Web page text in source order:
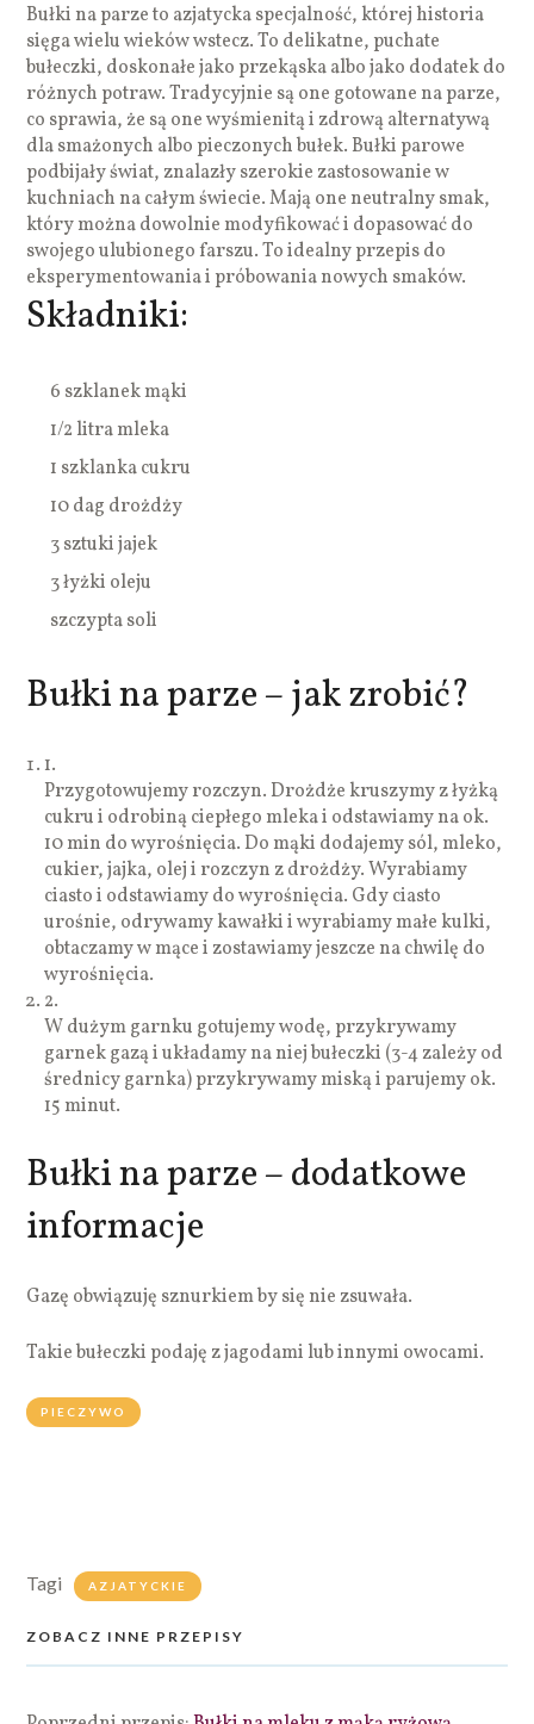
Bułki na parze to azjatycka specjalność, której historia
sięga wielu wieków wstecz. To delikatne, puchate
bułeczki, doskonałe jako przekąska albo jako dodatek do
różnych potraw. Tradycyjnie są one gotowane na parze,
co sprawia, że są one wyśmienitą i zdrową alternatywą
dla smażonych albo pieczonych bułek. Bułki parowe
podbijały świat, znalazły szerokie zastosowanie w
kuchniach na całym świecie. Mają one neutralny smak,
który można dowolnie modyfikować i dopasować do
swojego ulubionego farszu. To idealny przepis do
eksperymentowania i próbowania nowych smaków.
Składniki:
6 szklanek mąki
1/2 litra mleka
1 szklanka cukru
10 dag drożdży
3 sztuki jajek
3 łyżki oleju
szczypta soli
Bułki na parze – jak zrobić?
1.
Przygotowujemy rozczyn. Drożdże kruszymy z łyżką
cukru i odrobiną ciepłego mleka i odstawiamy na ok.
10 min do wyrośnięcia. Do mąki dodajemy sól, mleko,
cukier, jajka, olej i rozczyn z drożdży. Wyrabiamy
ciasto i odstawiamy do wyrośnięcia. Gdy ciasto
urośnie, odrywamy kawałki i wyrabiamy małe kulki,
obtaczamy w mące i zostawiamy jeszcze na chwilę do
wyrośnięcia.
2.
W dużym garnku gotujemy wodę, przykrywamy
garnek gazą i układamy na niej bułeczki (3-4 zależy od
średnicy garnka) przykrywamy miską i parujemy ok.
15 minut.
Bułki na parze – dodatkowe
informacje
Gazę obwiązuję sznurkiem by się nie zsuwała.
Takie bułeczki podaję z jagodami lub innymi owocami.
PIECZYWO
Tagi AZJATYCKIE
ZOBACZ INNE PRZEPISY